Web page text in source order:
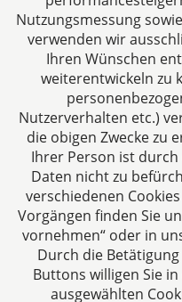
Tel: +49 241 94621-0
Fax: +49 241 94621-111
E-Mail:kanzlei@dhk-
Über uns
Ihre Ansprechpartner
Gesellschaftsrecht,
Vertragsrecht.
Nutzungsmessung
verwenden wir
Ihren Wünschen
weiterentwickeln zu
Nutzerverhalten etc.)
die obigen Zwecke zu
Ihrer Person ist
Daten nicht zu
verschiedenen
Vorgängen finden Sie
vornehmen“ oder in
Durch die
Buttons willigen Sie
ausgewählten